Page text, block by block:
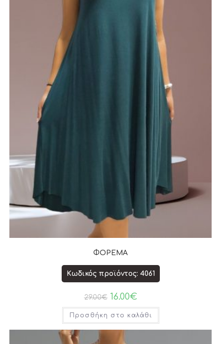
ΦΟΡΕΜΑ
Κωδικός προϊόντος: 4061
29.00€ 16.00€
Προσθήκη στο καλάθι